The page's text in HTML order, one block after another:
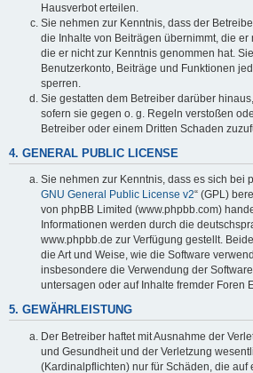
Hausverbot erteilen.
Sie nehmen zur Kenntnis, dass der
die Inhalte von Beiträgen übernimmt, die er
die er nicht zur Kenntnis genommen hat.
Benutzerkonto, Beiträge und Funktionen
sperren.
Sie gestatten dem Betreiber darüber
sofern sie gegen o. g. Regeln verstoßen
Betreiber oder einem Dritten Schaden
4. GENERAL PUBLIC LICENSE
Sie nehmen zur Kenntnis, dass es sich bei
GNU General Public License v2“ (GPL)
von phpBB Limited (www.phpbb.com)
Informationen werden durch die
www.phpbb.de zur Verfügung gestellt.
die Art und Weise, wie die Software
insbesondere die Verwendung der
untersagen oder auf Inhalte fremder Foren
5. GEWÄHRLEISTUNG
Der Betreiber haftet mit Ausnahme der
und Gesundheit und der Verletzung
(Kardinalpflichten) nur für Schäden, die auf